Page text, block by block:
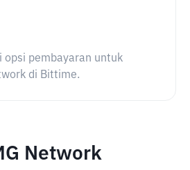
opsi pembayaran untuk
di Bittime.
Network